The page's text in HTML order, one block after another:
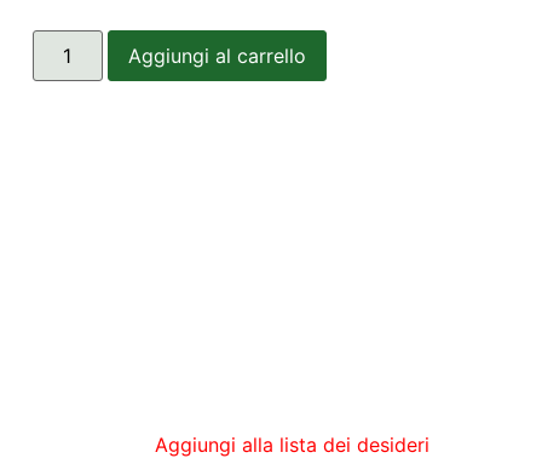
Aggiungi al carrello
Aggiungi alla lista dei desideri